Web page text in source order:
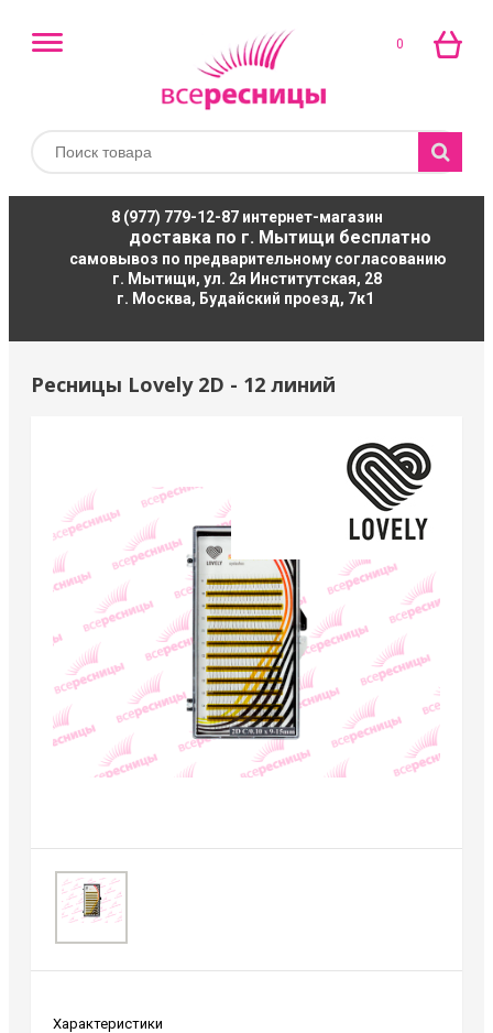
0
8 (977) 779-12-87интернет-магазин
доставка по г. Мытищи бесплатно
самовывоз по предварительному согласованию
г. Мытищи, ул. 2я Институтская, 28
г. Москва, Будайский проезд, 7к1
Ресницы Lovely 2D - 12 линий
Характеристики